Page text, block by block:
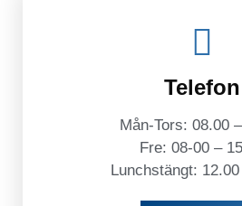
Telefon
Mån-Tors: 08.00
Fre: 08-00 –
Lunchstängt: